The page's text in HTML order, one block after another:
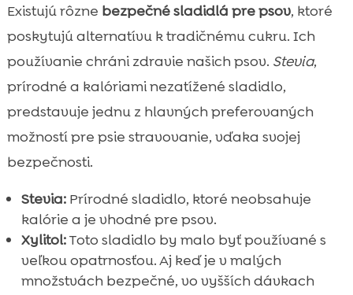
Existujú rôzne bezpečné sladidlá pre psov, ktoré
poskytujú alternatívu k tradičnému cukru. Ich
používanie chráni zdravie našich psov. Stevia,
prírodné a kalóriami nezatížené sladidlo,
predstavuje jednu z hlavných preferovaných
možností pre psie stravovanie, vďaka svojej
bezpečnosti.
Stevia:Prírodné sladidlo, ktoré neobsahuje
kalórie a je vhodné pre psov.
Xylitol:Toto sladidlo by malo byť používané s
veľkou opatrnosťou. Aj keď je v malých
množstvách bezpečné, vo vyšších dávkach